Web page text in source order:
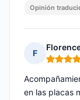
Opinión
F
Nota: 5
en las placas